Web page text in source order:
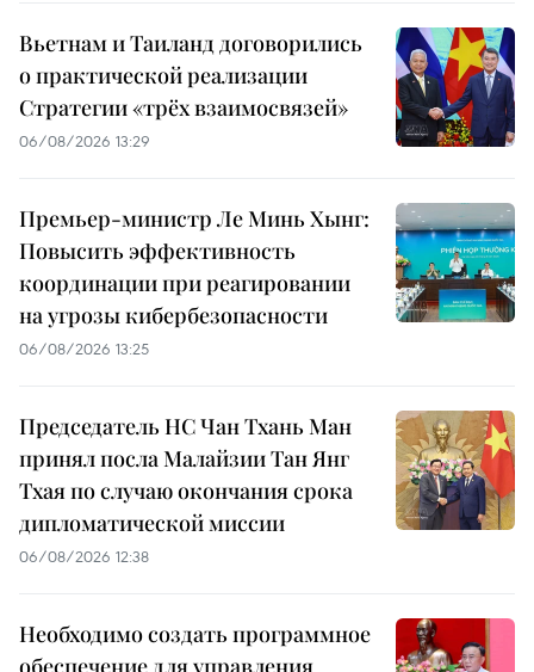
Вьетнам и Таиланд договорились
о практической реализации
Стратегии «трёх взаимосвязей»
06/08/2026 13:29
Премьер-министр Ле Минь Хынг:
Повысить эффективность
координации при реагировании
на угрозы кибербезопасности
06/08/2026 13:25
Председатель НС Чан Тхань Ман
принял посла Малайзии Тан Янг
Тхая по случаю окончания срока
дипломатической миссии
06/08/2026 12:38
Необходимо создать программное